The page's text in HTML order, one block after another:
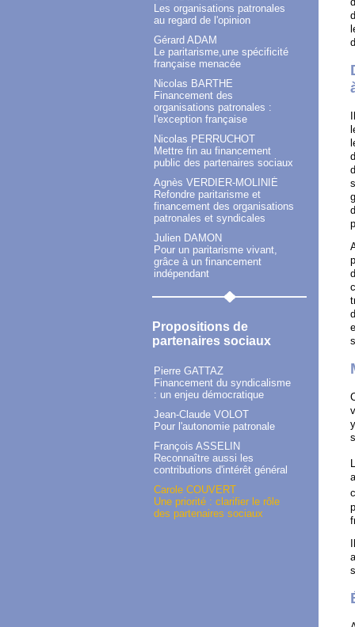
Les organisations patronales
au regard de l'opinion
Gérard ADAM
Le paritarisme,une spécificité
française menacée
Nicolas BARTHE
Financement des
organisations patronales :
l'exception française
Nicolas PERRUCHOT
Mettre fin au financement
public des partenaires sociaux
Agnès VERDIER-MOLINIÉ
Refondre paritarisme et
financement des organisations
patronales et syndicales
Julien DAMON
Pour un paritarisme vivant,
grâce à un financement
indépendant
Propositions de
partenaires sociaux
Pierre GATTAZ
Financement du syndicalisme
: un enjeu démocratique
Jean-Claude VOLOT
Pour l'autonomie patronale
François ASSELIN
Reconnaître aussi les
contributions d'intérêt général
Carole COUVERT
Une priorité : clarifier le rôle
des partenaires sociaux